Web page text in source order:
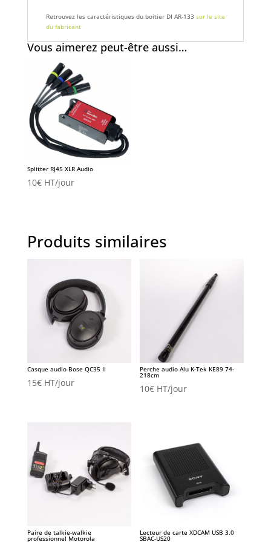
Retrouvez les caractéristiques du boitier DI AR-133 sur le site
du fabricant
Vous aimerez peut-être aussi…
Splitter RJ45 XLR Audio
10€HT/jour
Produits similaires
Casque audio Bose QC35 II
15€HT/jour
Perche audio Alu K-Tek KE89 74-
218cm
10€ HT/jour
Paire de talkie-walkie
professionnel Motorola
Lecteur de carte XDCAM USB 3.0
SBAC-US20